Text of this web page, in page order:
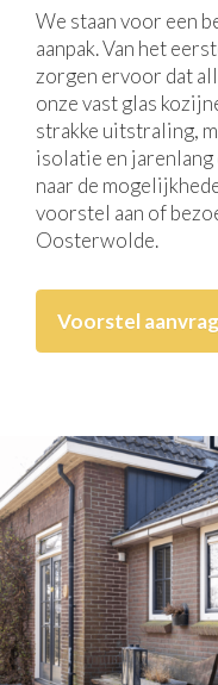
We staan voor een
aanpak. Van het
zorgen ervoor dat
onze vast glas
strakke uitstraling,
isolatie en
naar de
voorstel aan of
Oosterwolde.
Voorstel